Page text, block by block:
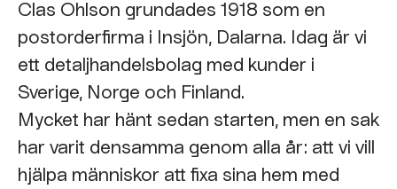
Clas Ohlson grundades 1918 som en
postorderfirma i Insjön, Dalarna. Idag är vi
ett detaljhandelsbolag med kunder i
Sverige, Norge och Finland.
Mycket har hänt sedan starten, men en sak
har varit densamma genom alla år: att vi vill
hjälpa människor att fixa sina hem med